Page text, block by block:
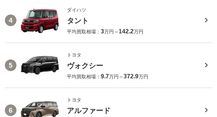
4
ダイハツ
タント
平均買取相場： 3万円～142.2万円
5
トヨタ
ヴォクシー
平均買取相場： 9.7万円～372.9万円
6
トヨタ
アルファード